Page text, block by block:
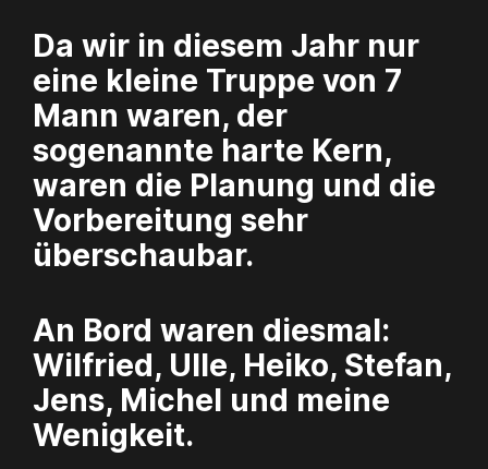
Da wir in diesem Jahr nur
eine kleine Truppe von 7
Mann waren, der
sogenannte harte Kern,
waren die Planung und die
Vorbereitung sehr
überschaubar.
An Bord waren diesmal:
Wilfried, Ulle, Heiko, Stefan,
Jens, Michel und meine
Wenigkeit.